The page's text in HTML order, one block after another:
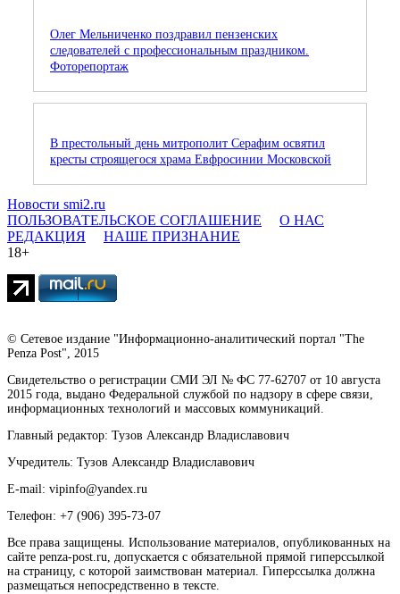
Олег Мельниченко поздравил пензенских
следователей с профессиональным праздником.
Фоторепортаж
В престольный день митрополит Серафим освятил
кресты строящегося храма Евфросинии Московской
Новости smi2.ru
ПОЛЬЗОВАТЕЛЬСКОЕ СОГЛАШЕНИЕ
О НАС
РЕДАКЦИЯ
НАШЕ ПРИЗНАНИЕ
18+
© Сетевое издание "Информационно-аналитический портал "The
Penza Post", 2015
Свидетельство о регистрации СМИ ЭЛ № ФС 77-62707 от 10 августа
2015 года, выдано Федеральной службой по надзору в сфере связи,
информационных технологий и массовых коммуникаций.
Главный редактор: Тузов Александр Владиславович
Учредитель: Тузов Александр Владиславович
E-mail: vipinfo@yandex.ru
Телефон: +7 (906) 395-73-07
Все права защищены. Использование материалов, опубликованных на
сайте penza-post.ru, допускается с обязательной прямой гиперссылкой
на страницу, с которой заимствован материал. Гиперссылка должна
размещаться непосредственно в тексте.